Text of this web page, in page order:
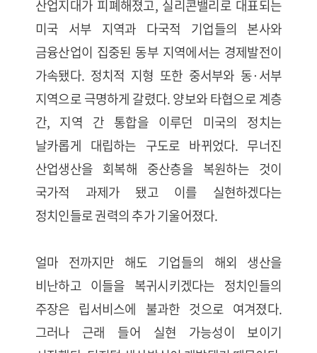
산업지대가 피폐해졌고, 실리콘밸리로 대표되는
미국 서부 지역과 다국적 기업들의 본사와
금융산업이 집중된 동부 지역에서는 경제발전이
가속됐다. 정치적 지형 또한 중서부와 동·서부
지역으로 극명하게 갈렸다. 양보와 타협으로 계층
간, 지역 간 통합을 이루던 미국의 정치는
날카롭게 대립하는 구도로 바뀌었다. 무너진
산업생산을 회복해 중산층을 복원하는 것이
국가적 과제가 됐고 이를 실현하겠다는
정치인들로 권력의 추가 기울어졌다.
얼마 전까지만 해도 기업들의 해외 생산을
비난하고 이들을 복귀시키겠다는 정치인들의
주장은 립서비스에 불과한 것으로 여겨졌다.
그러나 근래 들어 실현 가능성이 보이기